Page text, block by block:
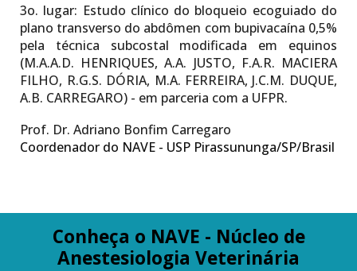
3o. lugar: Estudo clínico do bloqueio ecoguiado do
plano transverso do abdômen com bupivacaína 0,5%
pela técnica subcostal modificada em equinos
(M.A.A.D. HENRIQUES, A.A. JUSTO, F.A.R. MACIERA
FILHO, R.G.S. DÓRIA, M.A. FERREIRA, J.C.M. DUQUE,
A.B. CARREGARO) - em parceria com a UFPR.
Prof. Dr. Adriano Bonfim Carregaro
Coordenador do NAVE - USP Pirassununga/SP/Brasil
Conheça o NAVE - Núcleo de
Anestesiologia Veterinária